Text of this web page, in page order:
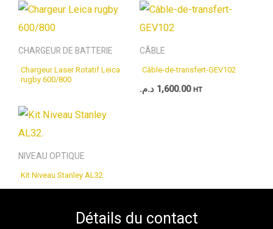
CHARGEUR DE BATTERIE
Chargeur Laser Rotatif Leica
rugby 600/800
CÂBLE
Câble-de-transfert-GEV102
1,600.00 د.م. HT
NIVEAU OPTIQUE
Kit Niveau Stanley AL32.
Détails du contact